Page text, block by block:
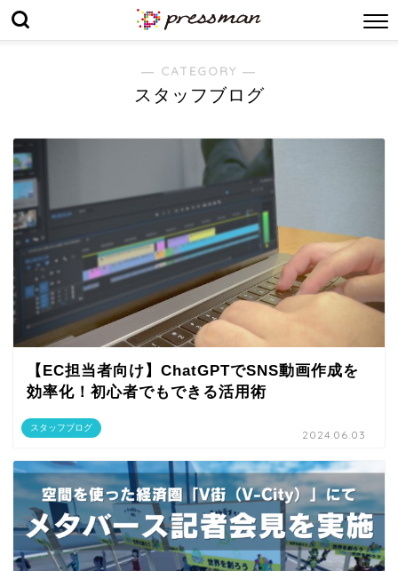
― CATEGORY ―
スタッフブログ
スタッフブログ
【EC担当者向け】ChatGPTでSNS動画作成を
効率化！初心者でもできる活用術
2024.06.03